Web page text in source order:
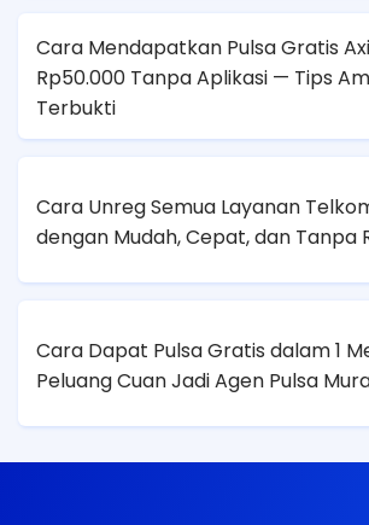
Cara Mendapatkan Pulsa Gratis
Rp50.000 Tanpa Aplikasi — Tips
Terbukti
Cara Unreg Semua Layanan
dengan Mudah, Cepat, dan Tanpa
Cara Dapat Pulsa Gratis dalam 1
Peluang Cuan Jadi Agen Pulsa